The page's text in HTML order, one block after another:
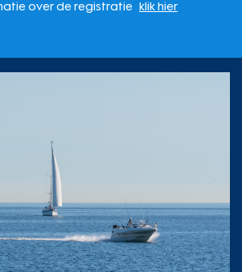
over de registratie klik hier